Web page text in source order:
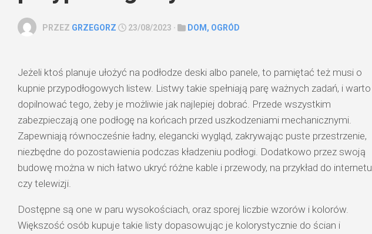
PRZEZ GRZEGORZ 23/08/2023 · DOM, OGRÓD
Jeżeli ktoś planuje ułożyć na podłodze deski albo panele, to pamiętać też musi o
kupnie przypodłogowych listew. Listwy takie spełniają parę ważnych zadań, i warto
dopilnować tego, żeby je możliwie jak najlepiej dobrać. Przede wszystkim
zabezpieczają one podłogę na końcach przed uszkodzeniami mechanicznymi.
Zapewniają równocześnie ładny, elegancki wygląd, zakrywając puste przestrzenie,
niezbędne do pozostawienia podczas kładzeniu podłogi. Dodatkowo przez swoją
budowę można w nich łatwo ukryć różne kable i przewody, na przykład do internetu
czy telewizji.
Dostępne są one w paru wysokościach, oraz sporej liczbie wzorów i kolorów.
Większość osób kupuje takie listy dopasowując je kolorystycznie do ścian i